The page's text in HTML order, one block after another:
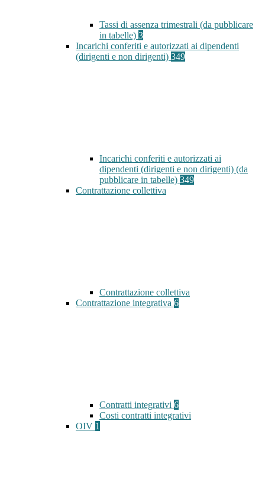
Tassi di assenza trimestrali (da pubblicare
in tabelle) 3
Incarichi conferiti e autorizzati ai dipendenti
(dirigenti e non dirigenti) 349
Incarichi conferiti e autorizzati ai
dipendenti (dirigenti e non dirigenti) (da
pubblicare in tabelle) 349
Contrattazione collettiva
Contrattazione collettiva
Contrattazione integrativa 6
Contratti integrativi 6
Costi contratti integrativi
OIV 1